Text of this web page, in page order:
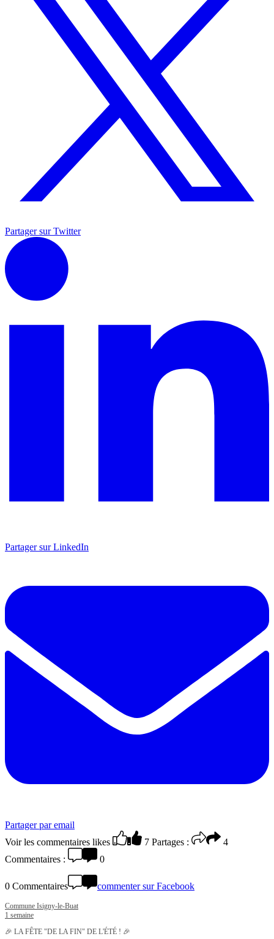
Partager sur Twitter
Partager sur LinkedIn
Partager par email
Voir les commentaires likes 7 Partages :
4
Commentaires :
0
0 Commentaires commenter sur Facebook
Commune Isigny-le-Buat
1 semaine
🎉 LA FÊTE "DE LA FIN" DE L'ÉTÉ ! 🎉